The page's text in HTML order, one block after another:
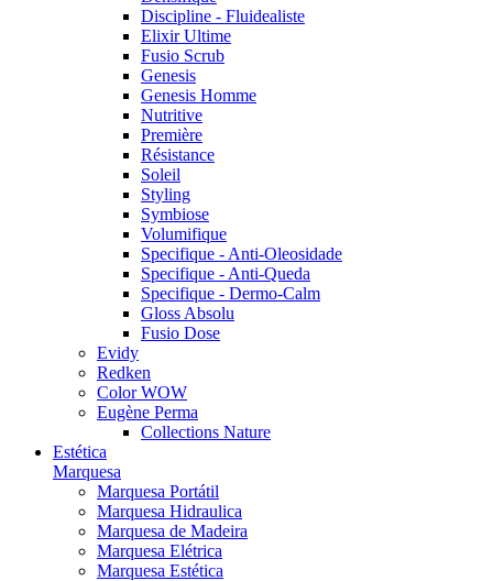
Discipline - Fluidealiste
Elixir Ultime
Fusio Scrub
Genesis
Genesis Homme
Nutritive
Première
Résistance
Soleil
Styling
Symbiose
Volumifique
Specifique - Anti-Oleosidade
Specifique - Anti-Queda
Specifique - Dermo-Calm
Gloss Absolu
Fusio Dose
Evidy
Redken
Color WOW
Eugène Perma
Collections Nature
Estética
Marquesa
Marquesa Portátil
Marquesa Hidraulica
Marquesa de Madeira
Marquesa Elétrica
Marquesa Estética